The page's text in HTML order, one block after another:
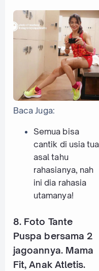
Baca Juga:
Semua bisa
cantik di usia tua
asal tahu
rahasianya, nah
ini dia rahasia
utamanya!
8. Foto Tante
Puspa bersama 2
jagoannya. Mama
Fit, Anak Atletis.